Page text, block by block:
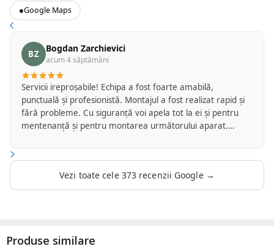
●Google Maps
BZ Bogdan Zarchievici
acum 4 săptămâni
Servicii ireproșabile! Echipa a fost foarte amabilă,
punctuală și profesionistă. Montajul a fost realizat rapid și
fără probleme. Cu siguranță voi apela tot la ei și pentru
mentenanță și pentru montarea următorului aparat.
Vezi toate cele 373 recenzii Google →
Produse similare